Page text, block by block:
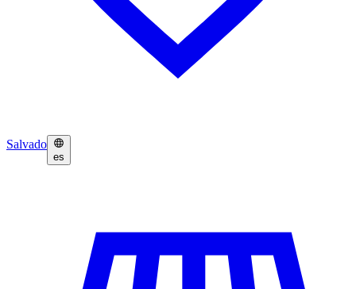
Salvado
es